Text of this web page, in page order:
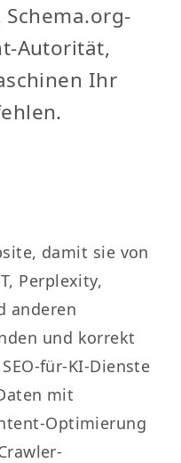
Autorität,
Ihr
damit sie von
Perplexity,
anderen
und korrekt
für-KI-Dienste
mit
Optimierung